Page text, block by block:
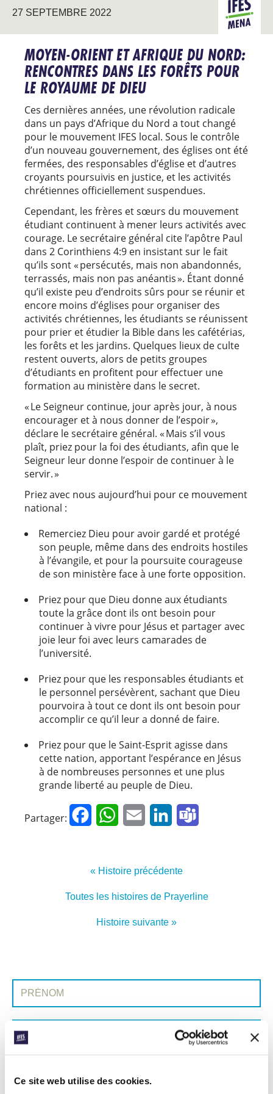
Ce site web utilise des cookies.
27 SEPTEMBRE 2022 MENA
MOYEN-ORIENT ET AFRIQUE DU NORD:
RENCONTRES DANS LES FORÊTS POUR
LE ROYAUME DE DIEU
Ces dernières années, une révolution radicale
dans un pays d’Afrique du Nord a tout changé
pour le mouvement IFES local. Sous le contrôle
d’un nouveau gouvernement, des églises ont été
fermées, des responsables d’église et d’autres
croyants poursuivis en justice, et les activités
chrétiennes officiellement suspendues.
Cependant, les frères et sœurs du mouvement
étudiant continuent à mener leurs activités avec
courage. Le secrétaire général cite l’apôtre Paul
dans 2 Corinthiens 4:9 en insistant sur le fait
qu’ils sont « persécutés, mais non abandonnés,
terrassés, mais non pas anéantis ». Étant donné
qu’il existe peu d’endroits sûrs pour se réunir et
encore moins d’églises pour organiser des
activités chrétiennes, les étudiants se réunissent
pour prier et étudier la Bible dans les cafétérias,
les forêts et les jardins. Quelques lieux de culte
restent ouverts, alors de petits groupes
d’étudiants en profitent pour effectuer une
formation au ministère dans le secret.
« Le Seigneur continue, jour après jour, à nous
encourager et à nous donner de l’espoir »,
déclare le secrétaire général. « Mais s’il vous
plaît, priez pour la foi des étudiants, afin que le
Seigneur leur donne l’espoir de continuer à le
servir. »
Priez avec nous aujourd’hui pour ce mouvement
national :
Remerciez Dieu pour avoir gardé et protégé
son peuple, même dans des endroits hostiles
à l’évangile, et pour la poursuite courageuse
de son ministère face à une forte opposition.
Priez pour que Dieu donne aux étudiants
toute la grâce dont ils ont besoin pour
continuer à vivre pour Jésus et partager avec
joie leur foi avec leurs camarades de
l’université.
Priez pour que les responsables étudiants et
le personnel persévèrent, sachant que Dieu
pourvoira à tout ce dont ils ont besoin pour
accomplir ce qu’il leur a donné de faire.
Priez pour que le Saint-Esprit agisse dans
cette nation, apportant l’espérance en Jésus
à de nombreuses personnes et une plus
grande liberté au peuple de Dieu.
Partager: FacebookWhatsApp
Email LinkedIn
« Histoire précédente
Toutes les histoires de Prayerline
Histoire suivante »
INSCRIVEZ-VOUS À PRAYERLINE
Prénom:
Nom: